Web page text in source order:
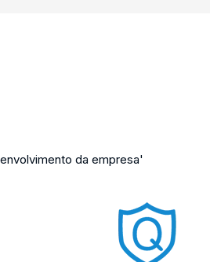
da empresa'